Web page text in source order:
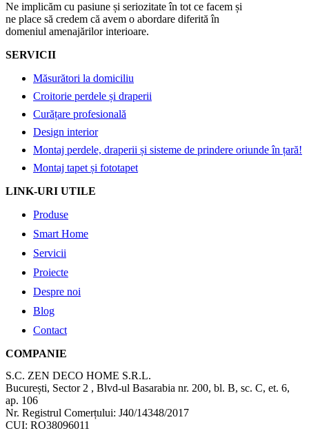
Ne implicăm cu pasiune și seriozitate în tot ce facem și
ne place să credem că avem o abordare diferită în
domeniul amenajărilor interioare.
SERVICII
Măsurători la domiciliu
Croitorie perdele și draperii
Curățare profesională
Design interior
Montaj perdele, draperii și sisteme de prindere oriunde în țară!
Montaj tapet și fototapet
LINK-URI UTILE
Produse
Smart Home
Servicii
Proiecte
Despre noi
Blog
Contact
COMPANIE
S.C. ZEN DECO HOME S.R.L.
București, Sector 2 , Blvd-ul Basarabia nr. 200, bl. B, sc. C, et. 6,
ap. 106
Nr. Registrul Comerțului: J40/14348/2017
CUI: RO38096011